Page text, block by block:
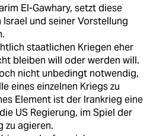
El-Gawhary, setzt diese
und seiner Vorstellung
staatlichen Kriegen eher
bleiben will oder werden will.
nicht unbedingt notwendig,
eines einzelnen Kriegs zu
Element ist der Irankrieg eine
US Regierung, im Spiel der
zu agieren.